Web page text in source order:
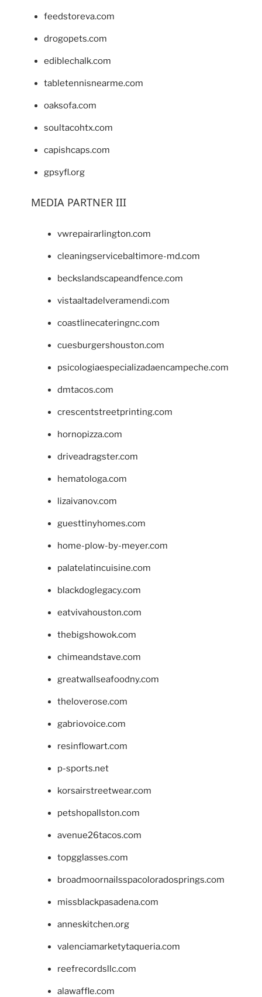
feedstoreva.com
drogopets.com
ediblechalk.com
tabletennisnearme.com
oaksofa.com
soultacohtx.com
capishcaps.com
gpsyfl.org
MEDIA PARTNER III
vwrepairarlington.com
cleaningservicebaltimore-md.com
beckslandscapeandfence.com
vistaaltadelveramendi.com
coastlinecateringnc.com
cuesburgershouston.com
psicologiaespecializadaencampeche.com
dmtacos.com
crescentstreetprinting.com
hornopizza.com
driveadragster.com
hematologa.com
lizaivanov.com
guesttinyhomes.com
home-plow-by-meyer.com
palatelatincuisine.com
blackdoglegacy.com
eatvivahouston.com
thebigshowok.com
chimeandstave.com
greatwallseafoodny.com
theloverose.com
gabriovoice.com
resinflowart.com
p-sports.net
korsairstreetwear.com
petshopallston.com
avenue26tacos.com
topgglasses.com
broadmoornailsspacoloradosprings.com
missblackpasadena.com
anneskitchen.org
valenciamarketytaqueria.com
reefrecordsllc.com
alawaffle.com